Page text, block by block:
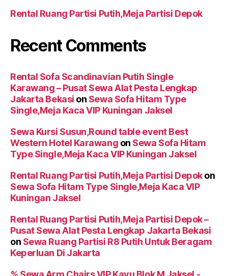
Rental Ruang Partisi Putih,Meja Partisi Depok
Recent Comments
Rental Sofa Scandinavian Putih Single
Karawang – Pusat Sewa Alat Pesta Lengkap
Jakarta Bekasi on Sewa Sofa Hitam Type
Single,Meja Kaca VIP Kuningan Jaksel
Sewa Kursi Susun,Round table event Best
Western Hotel Karawang on Sewa Sofa Hitam
Type Single,Meja Kaca VIP Kuningan Jaksel
Rental Ruang Partisi Putih,Meja Partisi Depokon
Sewa Sofa Hitam Type Single,Meja Kaca VIP
Kuningan Jaksel
Rental Ruang Partisi Putih,Meja Partisi Depok –
Pusat Sewa Alat Pesta Lengkap Jakarta Bekasi
on Sewa Ruang Partisi R8 Putih Untuk Beragam
Keperluan Di Jakarta